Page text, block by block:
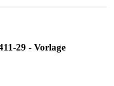
29 - Vorlage